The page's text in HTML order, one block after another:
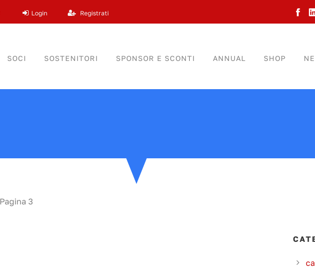
Login Registrati
SOCI SOSTENITORI SPONSOR E SCONTI ANNUAL SHOP
Pagina 3